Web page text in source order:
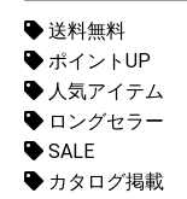
送料無料
ポイントUP
人気アイテム
ロングセラー
SALE
カタログ掲載